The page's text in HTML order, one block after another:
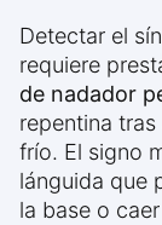
Detectar el
requiere
de nadador
repentina
frío. El signo
lánguida que
la base o